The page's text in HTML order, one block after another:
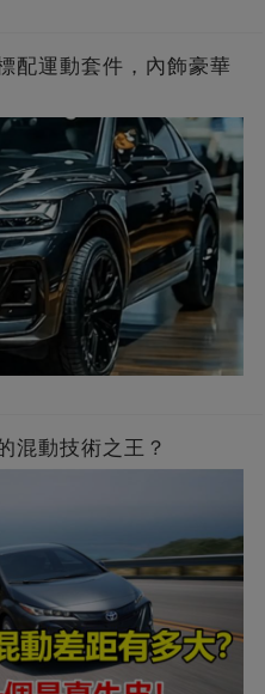
配運動套件，內飾豪華
混動技術之王？